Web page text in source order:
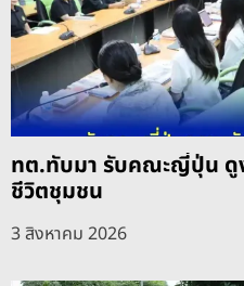
ทต.ทับมา รับคณะญี่ปุ่น
ชีวิตชุมชน
3 สิงหาคม 2026